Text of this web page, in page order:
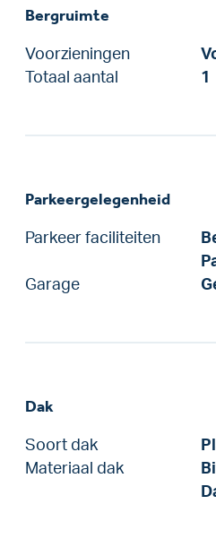
Bergruimte
Voorzieningen
Totaal aantal
1
Parkeergelegenheid
Parkeer faciliteiten
Garage
Dak
Soort dak
Materiaal dak